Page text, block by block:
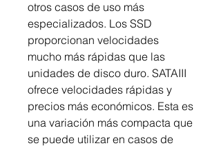
otros casos de uso más
especializados. Los SSD
proporcionan velocidades
mucho más rápidas que las
unidades de disco duro. SATAIII
ofrece velocidades rápidas y
precios más económicos. Esta es
una variación más compacta que
se puede utilizar en casos de